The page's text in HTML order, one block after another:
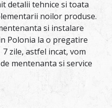
detalii tehnice si toata
noilor produse.
si instalare
Polonia la o pregatire
zile, astfel incat, vom
mentenanta si service